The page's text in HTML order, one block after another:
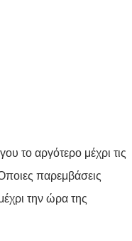
το αργότερο μέχρι τις
παρεμβάσεις
την ώρα της